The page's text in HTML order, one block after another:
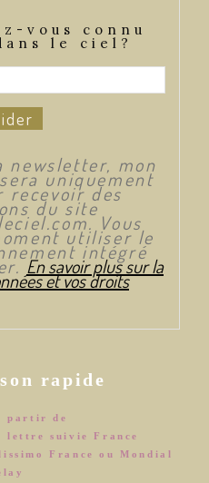
vous connu
le ciel?
newsletter, mon
uniquement
recevoir des
du site
Vous
utiliser le
intégré
En savoir plus sur la
et vos droits
rapide
partir de
lettre suivie France
France ou Mondial